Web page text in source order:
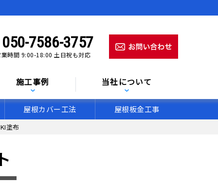
050-7586-3757
業時間 9:00-18:00 土日祝も対応
施工事例 当社について
屋根カバー工法 屋根板金工事
塗布